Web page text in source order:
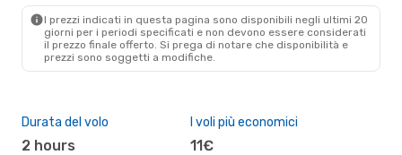
I prezzi indicati in questa pagina sono disponibili negli ultimi 20
giorni per i periodi specificati e non devono essere considerati
il ​​prezzo finale offerto. Si prega di notare che disponibilità e
prezzi sono soggetti a modifiche.
Durata del volo
2 hours
I voli più economici
11€